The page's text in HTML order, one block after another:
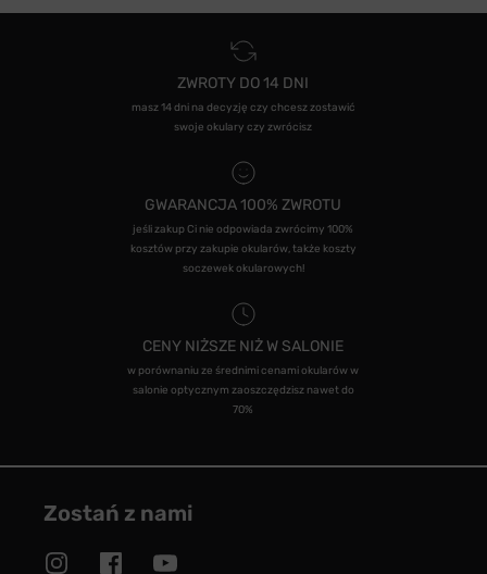
ZWROTY DO 14 DNI
masz 14 dni na decyzję czy chcesz zostawić
swoje okulary czy zwrócisz
GWARANCJA 100% ZWROTU
jeśli zakup Ci nie odpowiada zwrócimy 100%
kosztów przy zakupie okularów, także koszty
soczewek okularowych!
CENY NIŻSZE NIŻ W SALONIE
w porównaniu ze średnimi cenami okularów w
salonie optycznym zaoszczędzisz nawet do
70%
Zostań z nami